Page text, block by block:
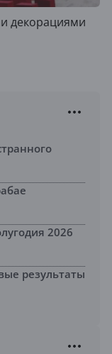
декорациями
2026
результаты